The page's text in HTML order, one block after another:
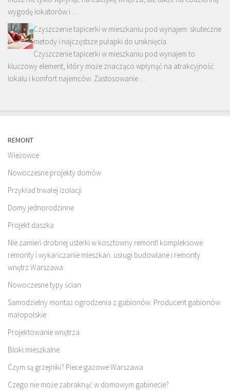
wygodę lokatorów i …
Czyszczenie tapicerki w mieszkaniu pod wynajem: skuteczne
metody i najczęstsze pułapki do uniknięcia
Czyszczenie tapicerki w mieszkaniu pod wynajem to
kluczowy element, który może znacząco wpłynąć na atrakcyjność
lokalu i komfort najemców. Zastosowanie …
REMONT
Wieżowce
Nowoczesne projekty domów
Przykład trwałej izolacji
Domy jednorodzinne
Projekt daszka
Nie zamień drobnej usterki w kosztowny remont! kompleksowe
remonty i wykańczanie mieszkań. usługi budowlane i remonty
wnętrz Warszawa
Nowoczesne typy ścian
Samodzielny montaż ogrodzenia z gabionów. Producent gabionów
małopolskie
Projektowanie wnętrza
Bloki mieszkalne
Czym są grzejniki? Piece gazowe Warszawa
Czego nie może zabraknąć w domowym gabinecie?